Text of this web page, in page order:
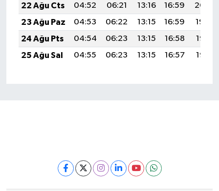
22 Ağu Cts
04:52 06:21 13:16 16:59
20:00
23 Ağu Paz
04:53 06:22 13:15 16:59
19:59
24 Ağu Pts
04:54 06:23 13:15 16:58
19:58
25 Ağu Sal
04:55 06:23 13:15 16:57 19:56